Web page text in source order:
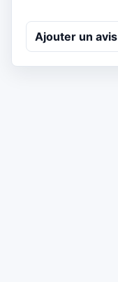
Ajouter un avis